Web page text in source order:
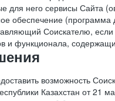
для него сервисы Сайта
обеспечение (программа
Соискателю, если
и функционала,
возможность
Казахстан от